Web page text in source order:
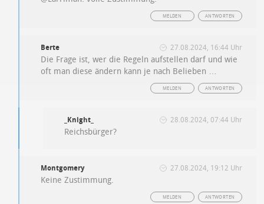
ANTWORTEN
MELDEN
Berte 27.08.2024, 16:44 Uhr
Die Frage ist, wer die Regeln aufstellen darf und wie
oft man diese ändern kann je nach Belieben …
ANTWORTEN
MELDEN
_Knight_ 28.08.2024, 07:44 Uhr
Reichsbürger?
Montgomery 27.08.2024, 19:12 Uhr
Keine Zustimmung.
ANTWORTEN
MELDEN